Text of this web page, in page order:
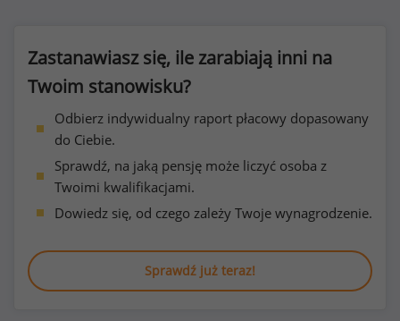
Zastanawiasz się, ile zarabiają inni na
Twoim stanowisku?
Odbierz indywidualny raport płacowy dopasowany
do Ciebie.
Sprawdź, na jaką pensję może liczyć osoba z
Twoimi kwalifikacjami.
Dowiedz się, od czego zależy Twoje wynagrodzenie.
Sprawdź już teraz!